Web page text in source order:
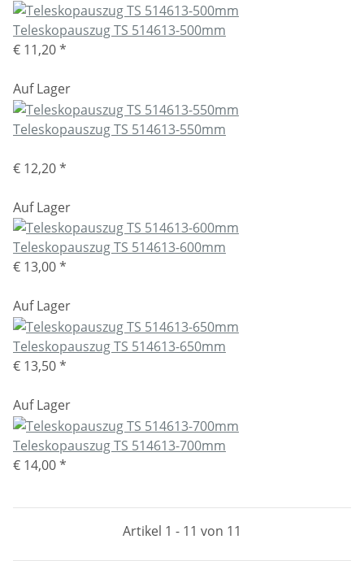
Teleskopauszug TS 514613-500mm
€ 11,20*
Auf Lager
Teleskopauszug TS 514613-550mm
€ 12,20*
Auf Lager
Teleskopauszug TS 514613-600mm
€ 13,00*
Auf Lager
Teleskopauszug TS 514613-650mm
€ 13,50*
Auf Lager
Teleskopauszug TS 514613-700mm
€ 14,00*
Artikel 1 - 11 von 11